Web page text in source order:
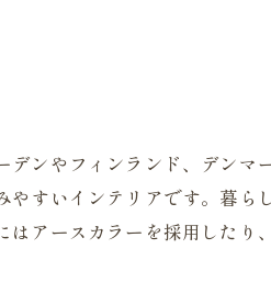
デンやフィンランド、デン
やすいインテリアです。暮
はアースカラーを採用したり